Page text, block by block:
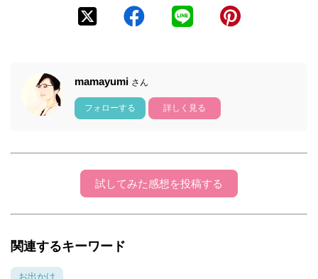
mamayumi さん
フォローする 詳しく見る
試してみた感想を投稿する
関連するキーワード
お出かけ